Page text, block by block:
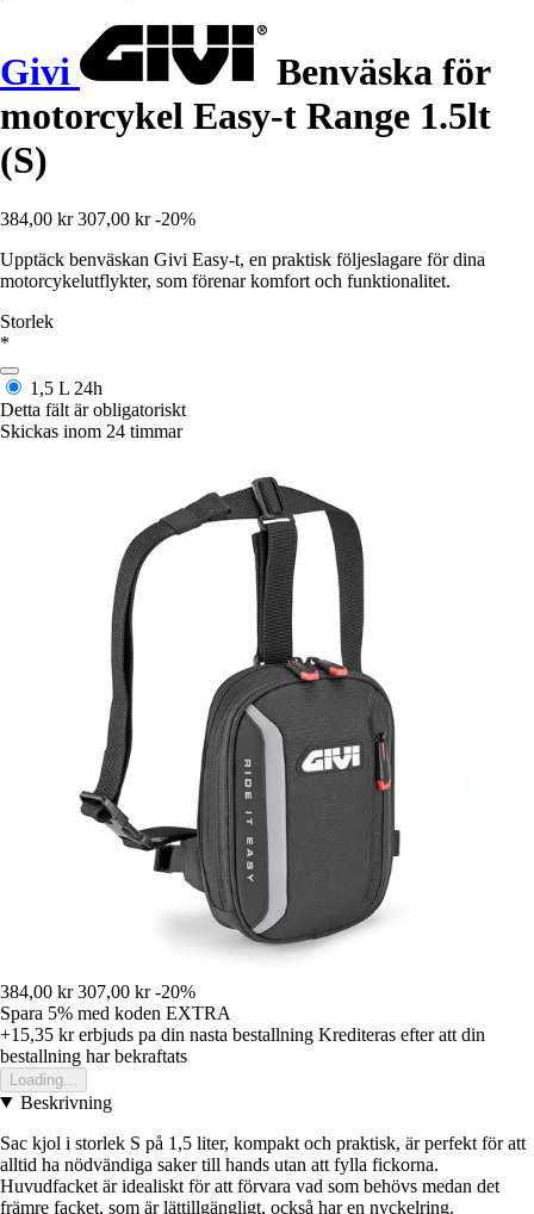
Givi
Benväska för
motorcykel Easy-t Range 1.5lt
(S)
384,00 kr 307,00 kr -20%
Upptäck benväskan Givi Easy-t, en praktisk följeslagare för dina
motorcykelutflykter, som förenar komfort och funktionalitet.
Storlek
*
1,5 L 24h
Detta fält är obligatoriskt
Skickas inom 24 timmar
384,00 kr 307,00 kr -20%
Spara 5% med koden EXTRA
+15,35 krerbjuds pa din nasta bestallning Krediteras efter att din
bestallning har bekraftats
Loading...
Beskrivning
Sac kjol i storlek S på 1,5 liter, kompakt och praktisk, är perfekt för att
alltid ha nödvändiga saker till hands utan att fylla fickorna.
Huvudfacket är idealiskt för att förvara vad som behövs medan det
främre facket, som är lättillgängligt, också har en nyckelring.